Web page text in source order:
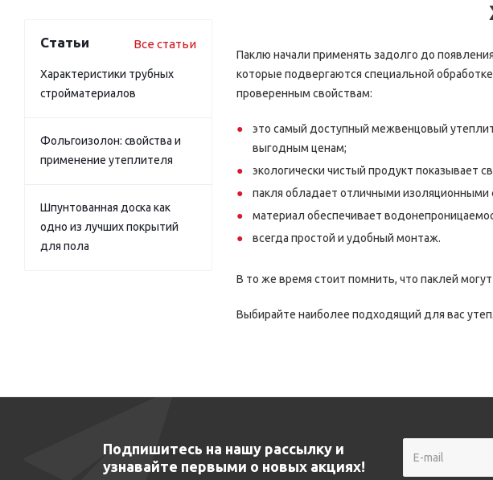
Паклю начали применять задолго до
которые подвергаются специальной
проверенным свойствам:
это самый доступный межвенцовый
выгодным ценам;
экологически чистый продукт показывает
пакля обладает отличными изоляционными
материал обеспечивает
всегда простой и удобный монтаж.
В то же время стоит помнить, что паклей
Выбирайте наиболее подходящий для вас
Статьи Все статьи
Характеристики трубных
стройматериалов
Фольгоизолон: свойства и
применение утеплителя
Шпунтованная доска как
одно из лучших покрытий
для пола
Подпишитесь на нашу рассылку и
узнавайте первыми о новых акциях!